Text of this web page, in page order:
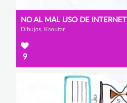
NO AL MAL USO DE INTERNET
Dibujos, Kaoutar
9